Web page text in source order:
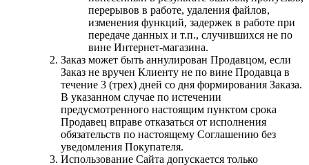
перерывов в работе, удаления файлов,
изменения функций, задержек в работе при
передаче данных и т.п., случившихся не по
вине Интернет-магазина.
Заказ может быть аннулирован Продавцом, если
Заказ не вручен Клиенту не по вине Продавца в
течение 3 (трех) дней со дня формирования Заказа.
В указанном случае по истечении
предусмотренного настоящим пунктом срока
Продавец вправе отказаться от исполнения
обязательств по настоящему Соглашению без
уведомления Покупателя.
Использование Сайта допускается только